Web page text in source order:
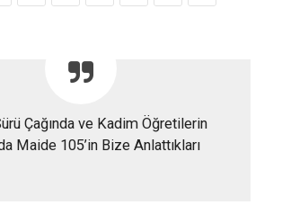
Çağında ve Kadim Öğretilerin
Maide 105’in Bize Anlattıkları